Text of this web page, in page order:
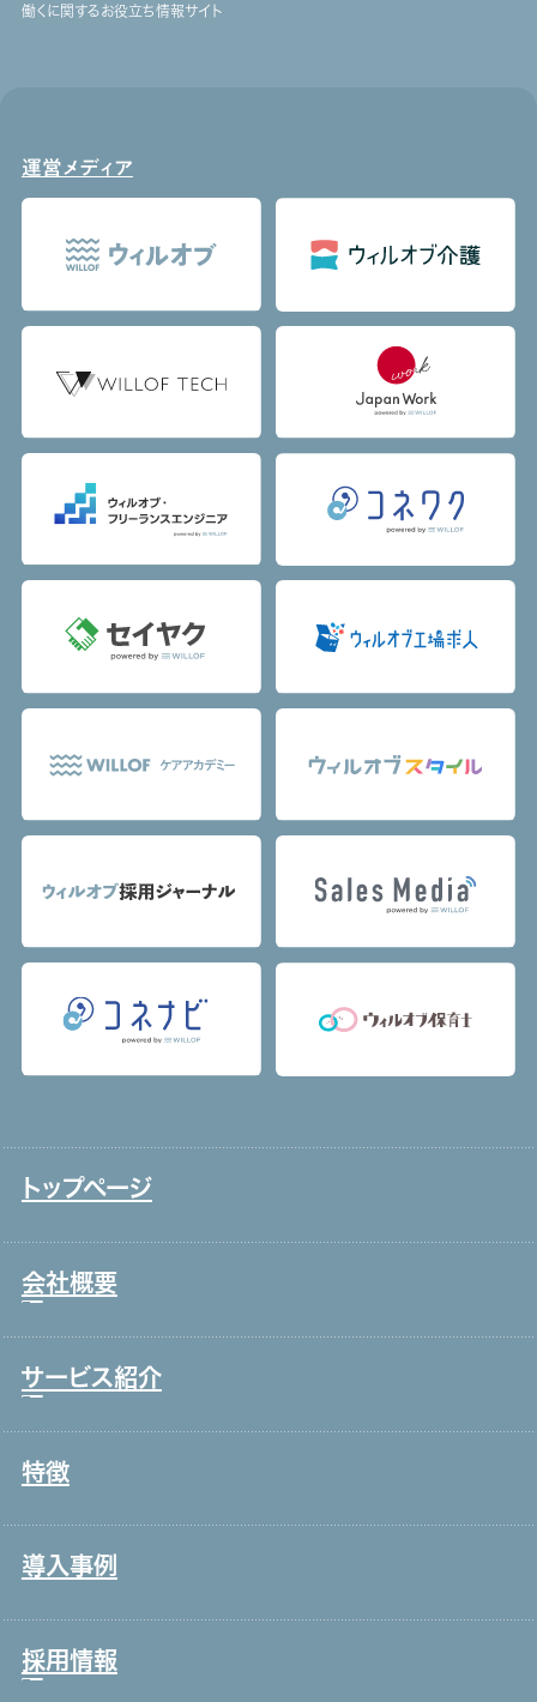
働くに関するお役立ち情報サイト
運営メディア
トップページ
会社概要
トップメッセージ
事業戦略・事業領域
ブランド理念
沿革
サービス紹介
コールセンター・オフィスワーク
製造・工場
宿泊・外食
営業
特徴
導入事例
採用情報